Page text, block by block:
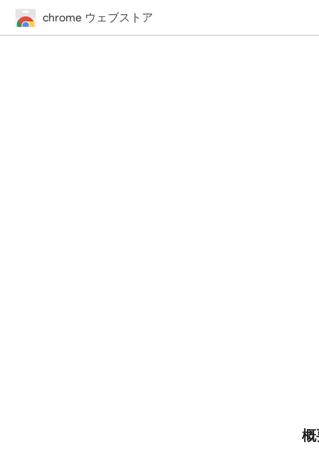
chrome ウェブストア